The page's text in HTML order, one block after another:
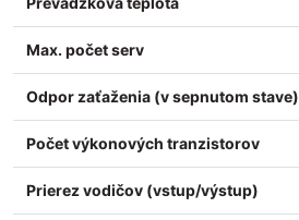
Max. počet serv
Odpor zaťaženia (v sepnutom stave)
Počet výkonových tranzistorov
Prierez vodičov (vstup/výstup)